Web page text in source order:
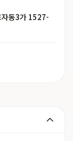
자동3가 1527-